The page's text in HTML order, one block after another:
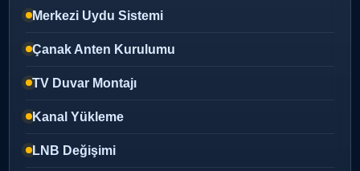
Merkezi Uydu Sistemi
Çanak Anten Kurulumu
TV Duvar Montajı
Kanal Yükleme
LNB Değişimi